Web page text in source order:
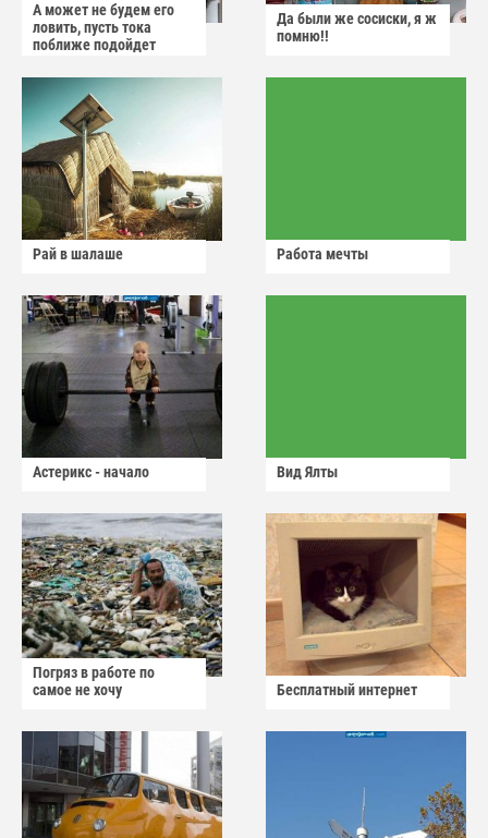
А может не будем его
ловить, пусть тока
поближе подойдет
Да были же сосиски, я ж
помню!!
Рай в шалаше Работа мечты
Астерикс - начало Вид Ялты
Погряз в работе по
самое не хочу
Бесплатный интернет